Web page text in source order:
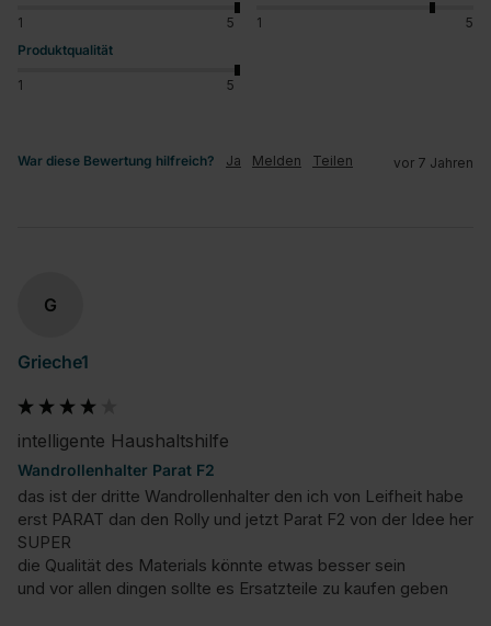
1 5 1
5
Produktqualität
1 5
War diese Bewertung hilfreich? Ja Melden Teilen vor 7 Jahren
G
Grieche1
intelligente Haushaltshilfe
Wandrollenhalter Parat F2
das ist der dritte Wandrollenhalter den ich von Leifheit habe
erst PARAT dan den Rolly und jetzt Parat F2 von der Idee her
SUPER
die Qualität des Materials könnte etwas besser sein
und vor allen dingen sollte es Ersatzteile zu kaufen geben